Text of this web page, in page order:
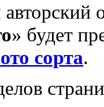
» будет
сорта.